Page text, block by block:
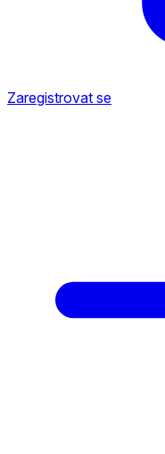
Zaregistrovat se